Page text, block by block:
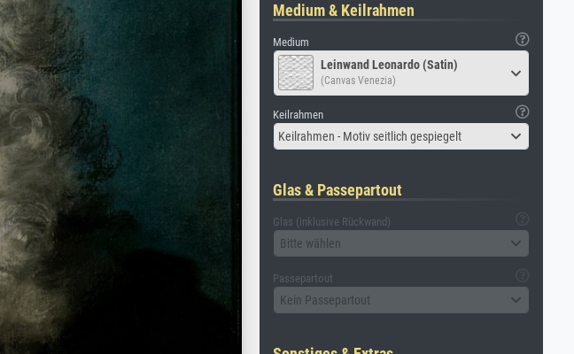
Medium & Keilrahmen
Medium
Leinwand Leonardo (Satin)
(Canvas Venezia)
Keilrahmen
Keilrahmen - Motiv seitlich gespiegelt
Glas & Passepartout
Glas (inklusive Rückwand)
Bitte wählen
Passepartout
Kein Passepartout